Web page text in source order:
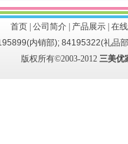
首页| 公司简介| 产品展示| 在
内销部); 84195322(礼品
版权所有©2003-2012 三美优